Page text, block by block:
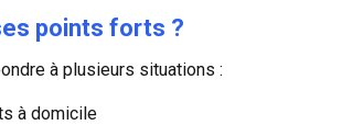
points forts ?
à plusieurs situations :
à domicile